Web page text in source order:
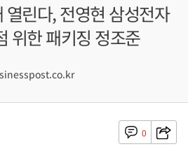
린다, 전영현 삼성전자
위한 패키징 정조준
0